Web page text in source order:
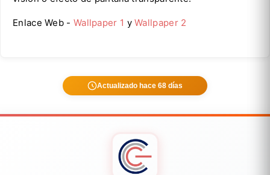
Enlace Web - Wallpaper 1 yWallpaper 2
Actualizado hace 68 días